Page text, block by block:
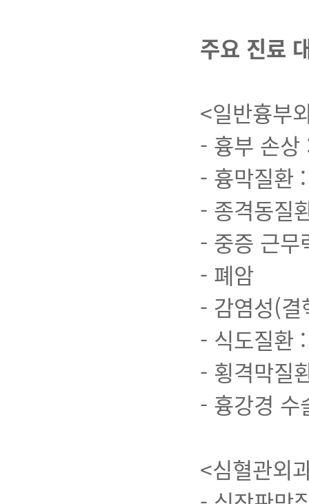
주요 진료
<일반흉부
- 흉부 손상
- 흉막질환
- 종격동질
- 중증 근무
- 폐암
- 감염성(
- 식도질환
- 횡격막질
- 흉강경 수
<심혈관외